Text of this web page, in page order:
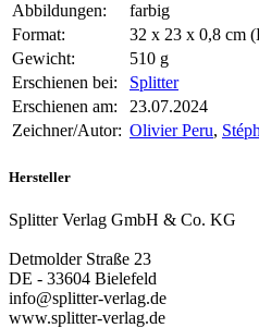
Abbildungen:
farbig
Format:
32 x 23 x 0,8 cm
Gewicht:
510 g
Erschienen bei:
Splitter
Erschienen am:
23.07.2024
Zeichner/Autor: Olivier Peru,
Hersteller
Splitter Verlag GmbH & Co. KG
Detmolder Straße 23
DE - 33604 Bielefeld
info@splitter-verlag.de
www.splitter-verlag.de